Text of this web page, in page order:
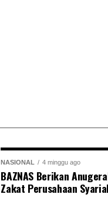
NASIONAL 4 minggu ago
BAZNAS Berikan
Zakat Perusahaan